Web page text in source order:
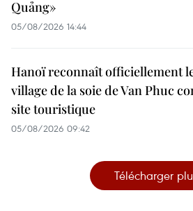
Quảng»
05/08/2026 14:44
Hanoï reconnaît officiellement
village de la soie de Van Phuc
site touristique
05/08/2026 09:42
Télécharger